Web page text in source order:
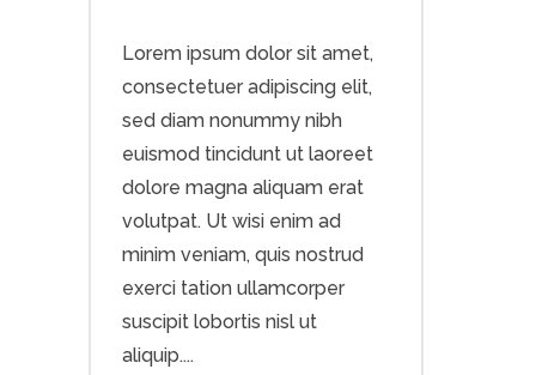
Lorem ipsum dolor sit amet,
consectetuer adipiscing elit,
sed diam nonummy nibh
euismod tincidunt ut laoreet
dolore magna aliquam erat
volutpat. Ut wisi enim ad
minim veniam, quis nostrud
exerci tation ullamcorper
suscipit lobortis nisl ut
aliquip....